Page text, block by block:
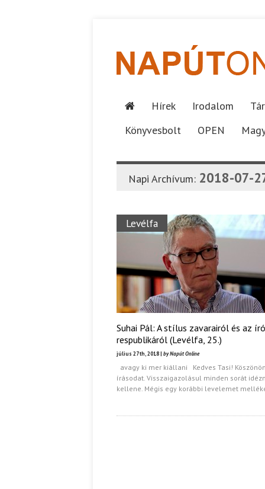
Hírek Irodalom
Könyvesbolt
OPEN
Napi Archívum: 2018-07-
Levélfa
Suhai Pál: A stílus zavarairól és az
respublikáról (Levélfa, 25.)
július 27th, 2018 | by Napút Online
avagy ki mer kiállani Kedves Tasi!
írásodat. Visszaigazolásul minden sorát
kellene. Mégis egy korábbi levelemet